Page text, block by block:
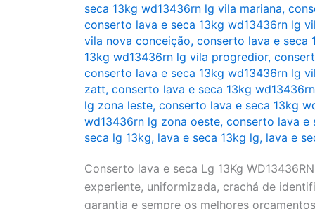
seca 13kg wd13436rn lg vila mariana,
conserto lava e seca 13kg wd13436rn lg
vila nova conceição, conserto lava e seca
13kg wd13436rn lg vila progredior,
conserto lava e seca 13kg wd13436rn lg
zatt, conserto lava e seca 13kg
lg zona leste, conserto lava e seca 13kg
wd13436rn lg zona oeste, conserto lava e
seca lg 13kg, lava e seca 13kg lg, lava e
Conserto lava e seca Lg 13Kg
experiente, uniformizada, crachá de
garantia e sempre os melhores